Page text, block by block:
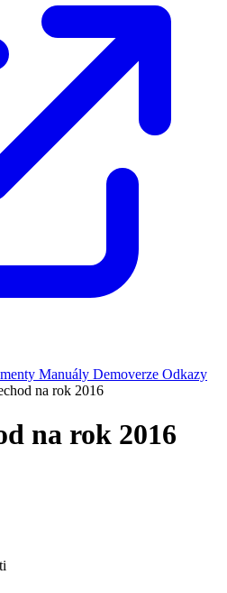
Manuály Demoverze Odkazy
na rok 2016
na rok 2016